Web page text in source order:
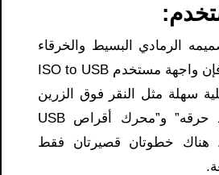
الرمادي البسيط والخرقاء
في بعض الأحيان، فإن واجهة مستخدم ISO to USB
سهلة مثل النقر فوق الزرين
“ملف ISO المراد حرقه” و”محرك أقراص USB
هناك خطوتان قصيرتان فقط